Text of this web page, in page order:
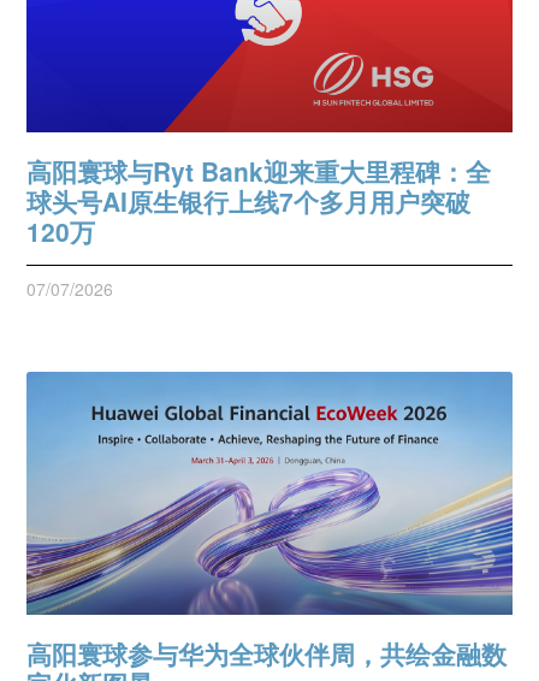
高阳寰球与Ryt Bank迎来重大里程碑：全
球头号AI原生银行上线7个多月用户突破
120万
07/07/2026
高阳寰球参与华为全球伙伴周，共绘金融数